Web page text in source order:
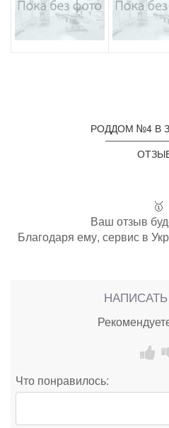
РОДДОМ №4 В
🥇
Ваш отзыв
Благодаря ему, сервис в
Что понравилось: